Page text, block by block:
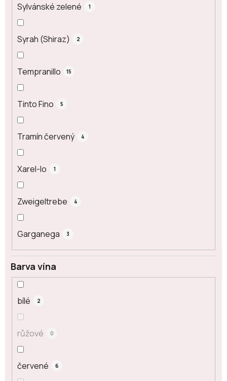
Sylvánské zelené 1
Syrah (Shiraz) 2
Tempranillo 15
Tinto Fino 5
Tramín červený 4
Xarel-lo 1
Zweigeltrebe 4
Garganega 3
Barva vína
bílé 2
růžové 0
červené 6